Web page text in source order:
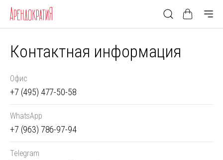
Контактная информация
+7 (495) 477-50-58
Офис
+7 (963) 786-97-94
WhatsApp
Telegram